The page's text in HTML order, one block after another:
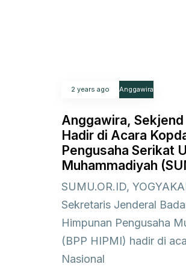
2 years ago Anggawira
Anggawira, Sekjend
Hadir di Acara
Pengusaha Serikat
Muhammadiyah
SUMU.OR.ID,
Sekretaris Jenderal
Himpunan Pengusaha
(BPP HIPMI) hadir di
Nasional